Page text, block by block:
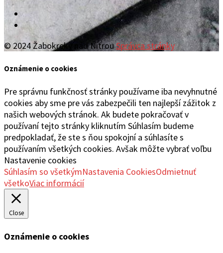
Facebook
YouTube
© 2024 Žabokreky nad NitrouSprávca stránky
Oznámenie o cookies
Pre správnu funkčnosť stránky používame iba nevyhnutné
cookies aby sme pre vás zabezpečili ten najlepší zážitok z
našich webových stránok. Ak budete pokračovať v
používaní tejto stránky kliknutím Súhlasím budeme
predpokladať, že ste s ňou spokojní a súhlasíte s
používaním všetkých cookies. Avšak môžte vybrať voľbu
Nastavenie cookies
Súhlasím so všetkýmNastavenia CookiesOdmietnuť
všetkoViac informácií
Close
Oznámenie o cookies